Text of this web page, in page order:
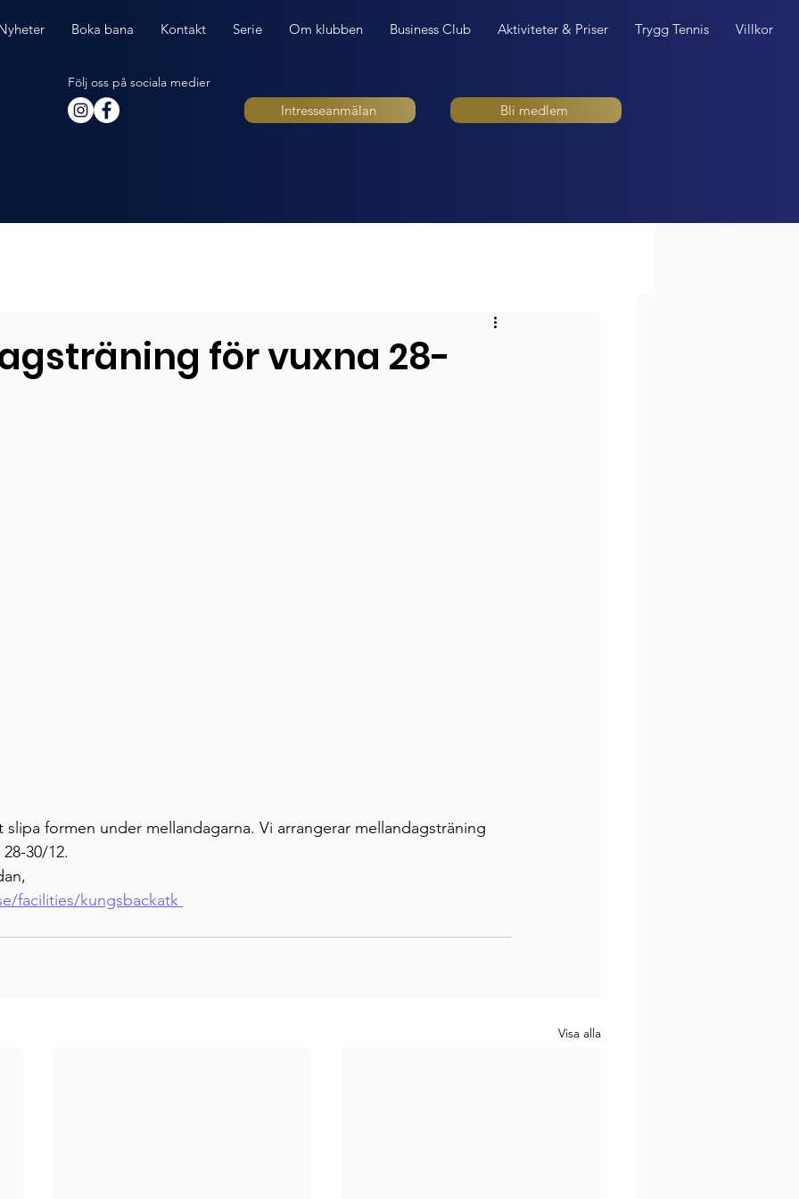
Följ oss på sociala medier
Intresseanmälan Bli medlem
Boka bana Kontakt Serie Om klubben Business Club Aktiviteter & Priser Trygg Tennis Villkor
för vuxna 28-
slipa formen under mellandagarna. Vi arrangerar mellandagsträning
30/12.
facilities/kungsbackatk
Visa alla